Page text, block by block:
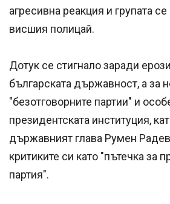
агресивна реакция и групата
висшия полицай.
Дотук се стигнало заради
българската държавност, а за
"безотговорните партии" и
президентската институция,
държавният глава Румен
критиките си като "пътечка за
партия".